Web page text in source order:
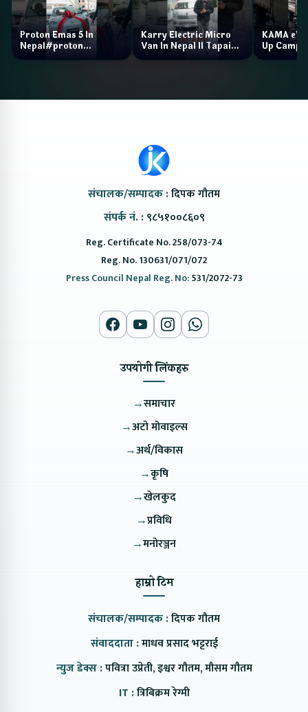
Proton Emas 5 In
Nepal#proton
#protonemas5#protonnepal#evcarnepal
Karry Electric Micro
Van In Nepal II Tapaiko
KAMA eV
Up Camp
संचालक/सम्पादक :दिपक गौतम
संपर्क नं. : ९८५१००८६०९
Reg. Certificate No. 258/073-74
Reg. No. 130631/071/072
Press Council Nepal Reg. No:531/2072-73
उपयोगी लिंकहरु
→समाचार
→अटो मोवाइल्स
→अर्थ/विकास
→कृषि
→खेलकुद
→प्रविधि
→मनोरञ्जन
हाम्रो टिम
संचालक/सम्पादक :दिपक गौतम
संवाददाता :माधव प्रसाद भट्टराई
न्युज डेक्स :पवित्रा उप्रेती, इश्वर गौतम, मौसम गौतम
IT :त्रिबिक्रम रेग्मी